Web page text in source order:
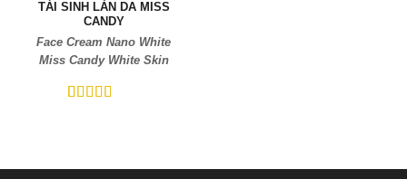
TÁI SINH LÀN DA MISS
CANDY
Face Cream Nano White
Miss Candy White Skin